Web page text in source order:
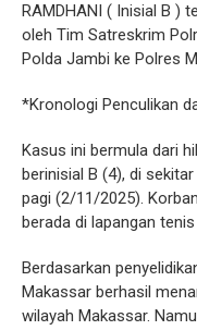
RAMDHANI ( Inisial B )
oleh Tim Satreskrim
Polda Jambi ke Polres
*Kronologi Penculikan
Kasus ini bermula dari
berinisial B (4), di
pagi (2/11/2025).
berada di lapangan
Berdasarkan
Makassar berhasil
wilayah Makassar.